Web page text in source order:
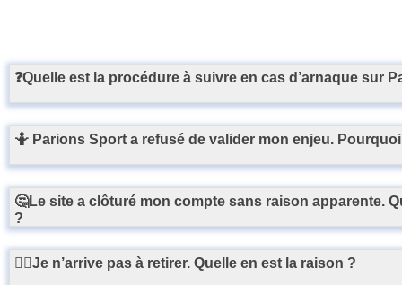
❓Quelle est la procédure à suivre en cas d’arnaque sur
🤷 Parions Sport a refusé de valider mon enjeu.
🤔Le site a clôturé mon compte sans raison apparente.
?
🤷‍♀️Je n’arrive pas à retirer. Quelle en est la raison ?